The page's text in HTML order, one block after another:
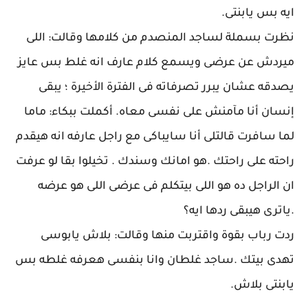
ايه بس يابنتى.
نظرت بسملة لساجد المنصدم من كلامها وقالت: اللى
ميردش عن عرضى ويسمع كلام عارف انه غلط بس عايز
يصدقه عشان يبرر تصرفاته فى الفترة الأخيرة ؛ يبقى
إنسان أنا مآمنش على نفسى معاه. أكملت ببكاء: ماما
لما سافرت قالتلى أنا سايباكى مع راجل عارفه انه هيقدم
راحته على راحتك .هو امانك وسندك . تخيلوا بقا لو عرفت
ان الراجل ده هو اللى بيتكلم فى عرضى اللى هو عرضه
.ياترى هيبقى ردها ايه؟
ردت رباب بقوة واقتربت منها وقالت: بلاش يابوسى
تهدى بيتك .ساجد غلطان وانا بنفسى هعرفه غلطه بس
يابنتى بلاش.